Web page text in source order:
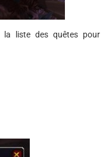
la liste des quêtes pour